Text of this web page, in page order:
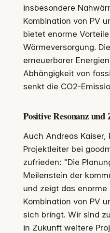
insbesondere
Kombination von PV
bietet enorme
Wärmeversorgung.
erneuerbarer
Abhängigkeit von
senkt die CO2-
Positive Resonanz
Auch Andreas Kaiser,
Projektleiter bei
zufrieden: "Die
Meilenstein der
und zeigt das enorme
Kombination von PV
sich bringt. Wir sind
in Zukunft weitere